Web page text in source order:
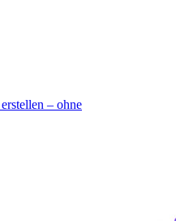
– ohne